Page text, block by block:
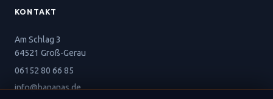
KONTAKT
Am Schlag 3
64521 Groß-Gerau
06152 80 66 85
info@bananas.de